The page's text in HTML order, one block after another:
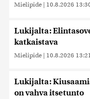
Mielipide | 10.8.2026
Lukijalta:
katkaistava
Mielipide | 10.8.2026
Lukijalta:
on vahva itsetunto